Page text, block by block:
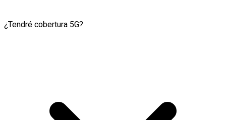
¿Tendré cobertura 5G?